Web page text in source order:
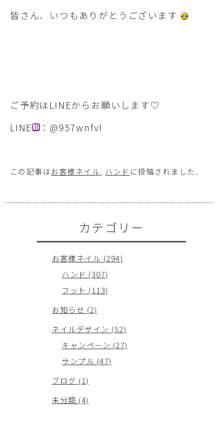
皆さん、いつもありがとうございます
ご予約はLINEからお願いします♡
LINE
：@957wnfvl
この記事はお客様ネイル, ハンド に投稿されました.
カテゴリー
お客様ネイル (294)
ハンド (307)
フット (113)
お知らせ (2)
ネイルデザイン (52)
キャンペーン (27)
サンプル (47)
ブログ (1)
未分類 (4)